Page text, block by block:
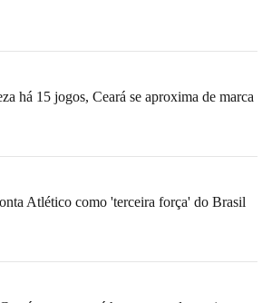
há 15 jogos, Ceará se aproxima de marca
Atlético como 'terceira força' do Brasil